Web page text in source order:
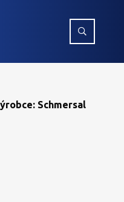
Schmersal